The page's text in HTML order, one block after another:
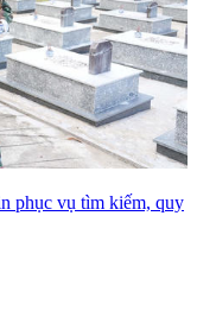
phục vụ tìm kiếm, quy